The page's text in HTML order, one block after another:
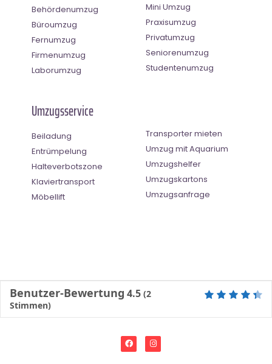
Behördenumzug
Büroumzug
Fernumzug
Firmenumzug
Laborumzug
Mini Umzug
Praxisumzug
Privatumzug
Seniorenumzug
Studentenumzug
Umzugsservice
Beiladung
Entrümpelung
Halteverbotszone
Klaviertransport
Möbellift
Transporter mieten
Umzug mit Aquarium
Umzugshelfer
Umzugskartons
Umzugsanfrage
Benutzer-Bewertung 4.5 (2
Stimmen)